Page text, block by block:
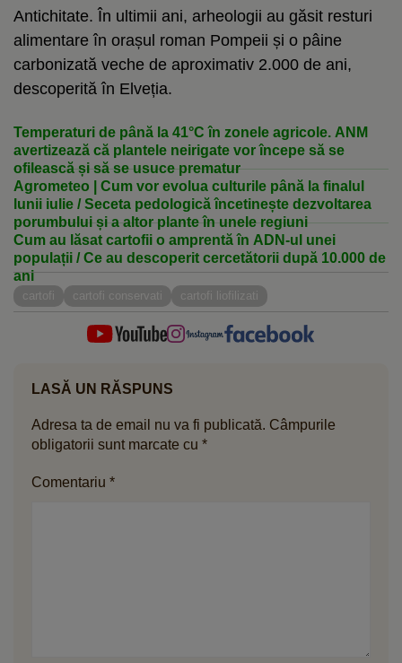
Antichitate. În ultimii ani, arheologii au găsit resturi
alimentare în orașul roman Pompeii și o pâine
carbonizată veche de aproximativ 2.000 de ani,
descoperită în Elveția.
Temperaturi de până la 41°C în zonele agricole. ANM
avertizează că plantele neirigate vor începe să se
ofilească și să se usuce prematur
Agrometeo | Cum vor evolua culturile până la finalul
lunii iulie / Seceta pedologică încetinește dezvoltarea
porumbului și a altor plante în unele regiuni
Cum au lăsat cartofii o amprentă în ADN-ul unei
populații / Ce au descoperit cercetătorii după 10.000 de
ani
cartofi cartofi conservati cartofi liofilizati
LASĂ UN RĂSPUNS
Adresa ta de email nu va fi publicată. Câmpurile
obligatorii sunt marcate cu *
Comentariu *